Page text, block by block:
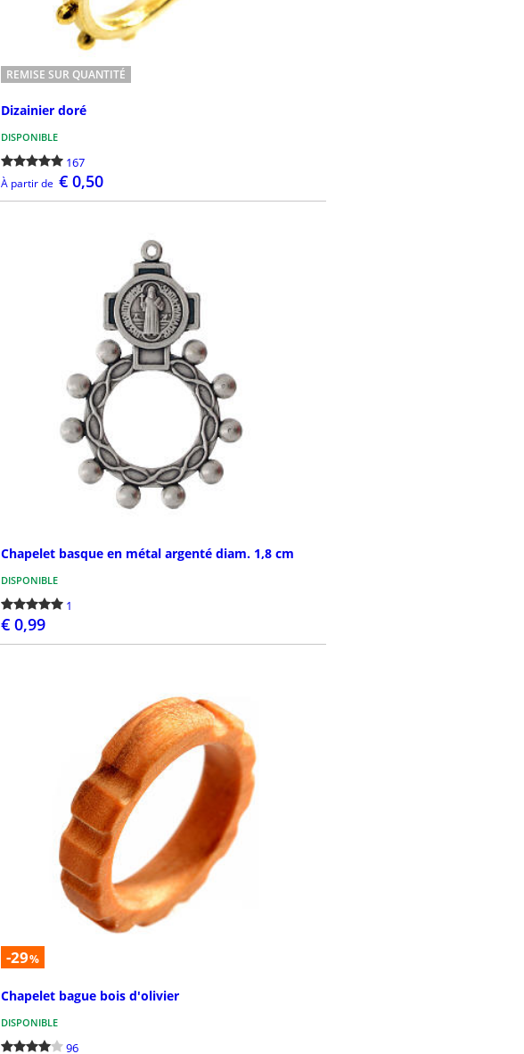
REMISE SUR QUANTITÉ
Dizainier doré
DISPONIBLE
167
À partir de € 0,50
Chapelet basque en métal argenté diam. 1,8 cm
DISPONIBLE
1
€ 0,99
-29%
Chapelet bague bois d'olivier
DISPONIBLE
96